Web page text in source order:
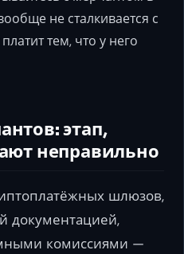
не сталкивается с
тем, что у него
этап,
неправильно
шлюзов,
документацией,
комиссиями —